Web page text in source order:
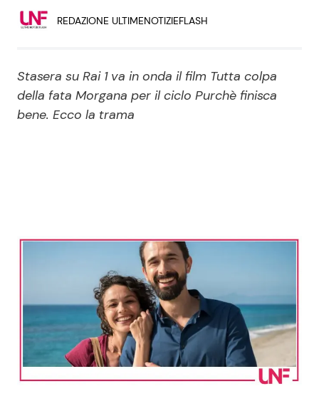
Persone Scomparse
Politica
Programmi TV
News Cinema
News Spettacolo
News dal mondo
Cucina e Ricette
REDAZIONE ULTIMENOTIZIEFLASH
Stasera su Rai 1 va in onda il film Tutta colpa
della fata Morgana per il ciclo Purchè finisca
bene. Ecco la trama